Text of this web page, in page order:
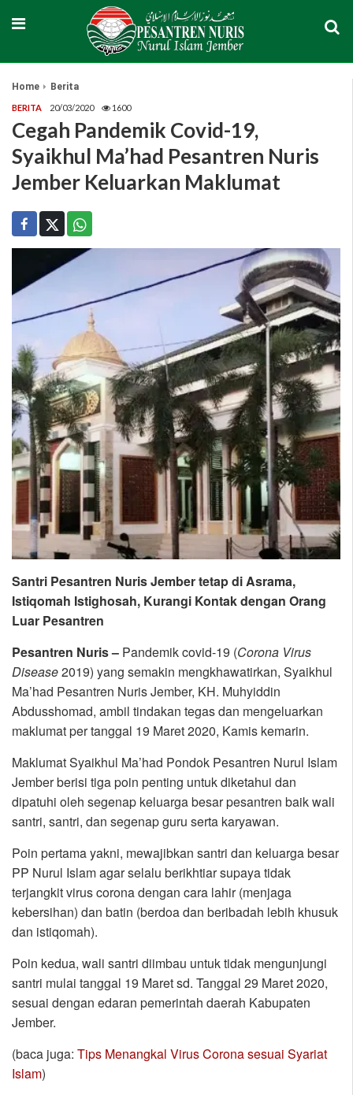
Home Berita
BERITA 20/03/2020 1600
Cegah Pandemik Covid-19,
Syaikhul Ma’had Pesantren Nuris
Jember Keluarkan Maklumat
Santri Pesantren Nuris Jember tetap di Asrama,
Istiqomah Istighosah, Kurangi Kontak dengan Orang
Luar Pesantren
Pesantren Nuris – Pandemik covid-19 (Corona Virus
Disease2019) yang semakin mengkhawatirkan, Syaikhul
Ma’had Pesantren Nuris Jember, KH. Muhyiddin
Abdusshomad, ambil tindakan tegas dan mengeluarkan
maklumat per tanggal 19 Maret 2020, Kamis kemarin.
Maklumat Syaikhul Ma’had Pondok Pesantren Nurul Islam
Jember berisi tiga poin penting untuk diketahui dan
dipatuhi oleh segenap keluarga besar pesantren baik wali
santri, santri, dan segenap guru serta karyawan.
Poin pertama yakni, mewajibkan santri dan keluarga besar
PP Nurul Islam agar selalu berikhtiar supaya tidak
terjangkit virus corona dengan cara lahir (menjaga
kebersihan) dan batin (berdoa dan beribadah lebih khusuk
dan istiqomah).
Poin kedua, wali santri diimbau untuk tidak mengunjungi
santri mulai tanggal 19 Maret sd. Tanggal 29 Maret 2020,
sesuai dengan edaran pemerintah daerah Kabupaten
Jember.
(baca juga: Tips Menangkal Virus Corona sesuai Syariat
Islam)